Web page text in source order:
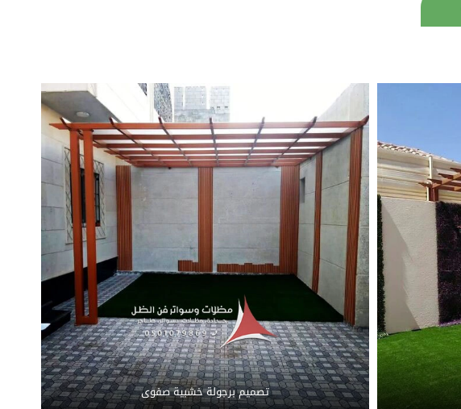
تصميم برجولة خشبية صفوى